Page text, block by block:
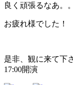
良く頑張るなあ。
お疲れ様でした！
是非、観に来て下
17:00開演